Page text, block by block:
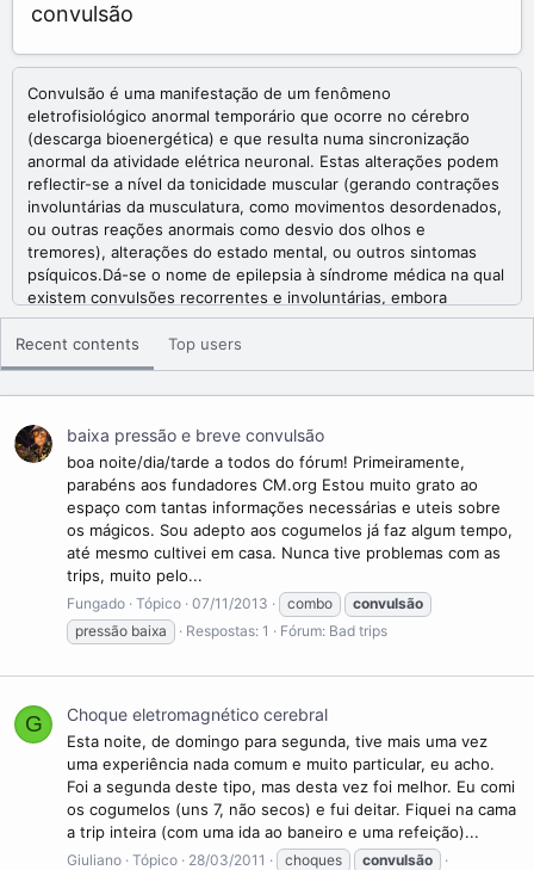
convulsão
Convulsão é uma manifestação de um fenômeno
eletrofisiológico anormal temporário que ocorre no cérebro
(descarga bioenergética) e que resulta numa sincronização
anormal da atividade elétrica neuronal. Estas alterações podem
reflectir-se a nível da tonicidade muscular (gerando contrações
involuntárias da musculatura, como movimentos desordenados,
ou outras reações anormais como desvio dos olhos e
tremores), alterações do estado mental, ou outros sintomas
psíquicos.Dá-se o nome de epilepsia à síndrome médica na qual
existem convulsões recorrentes e involuntárias, embora
possam ocorrer convulsões em pessoas que não sofrem desta
condição médica.
Recent contents Top users
baixa pressão e breve convulsão
boa noite/dia/tarde a todos do fórum! Primeiramente,
parabéns aos fundadores CM.org Estou muito grato ao
espaço com tantas informações necessárias e uteis sobre
os mágicos. Sou adepto aos cogumelos já faz algum tempo,
até mesmo cultivei em casa. Nunca tive problemas com as
trips, muito pelo...
Fungado Tópico 07/11/2013 combo
convulsão
pressão baixa
Respostas: 1 Fórum: Bad trips
G Choque eletromagnético cerebral
Esta noite, de domingo para segunda, tive mais uma vez
uma experiência nada comum e muito particular, eu acho.
Foi a segunda deste tipo, mas desta vez foi melhor. Eu comi
os cogumelos (uns 7, não secos) e fui deitar. Fiquei na cama
a trip inteira (com uma ida ao baneiro e uma refeição)...
Giuliano Tópico 28/03/2011 choques
convulsão